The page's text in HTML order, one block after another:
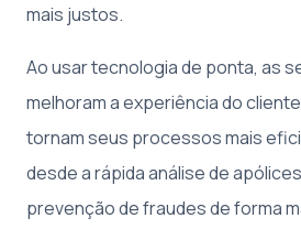
mais justos.
Ao usar tecnologia de ponta, as
melhoram a experiência do
tornam seus processos mais
desde a rápida análise de
prevenção de fraudes de forma